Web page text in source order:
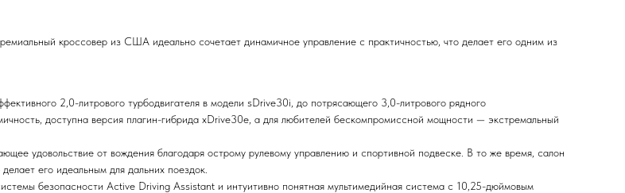
кроссовер из США идеально сочетает динамичное управление с практичностью, что делает его одним из
2,0-литрового турбодвигателя в модели sDrive30i, до потрясающего 3,0-литрового рядного
доступна версия плагин-гибрида xDrive30e, а для любителей бескомпромиссной мощности — экстремальный
удовольствие от вождения благодаря острому рулевому управлению и спортивной подвеске. В то же время, салон
его идеальным для дальних поездок.
безопасности Active Driving Assistant и интуитивно понятная мультимедийная система с 10,25-дюймовым